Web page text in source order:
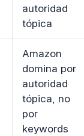
autoridad
tópica
Amazon
domina por
autoridad
tópica, no
por
keywords